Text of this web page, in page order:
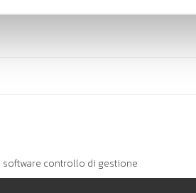
software controllo di gestione